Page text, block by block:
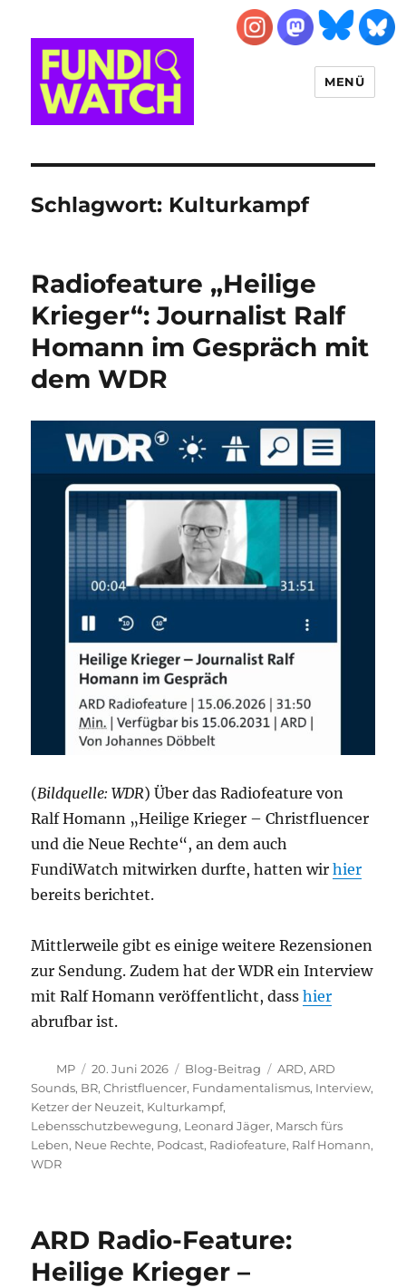
MENÜ
Schlagwort: Kulturkampf
Radiofeature „Heilige
Krieger“: Journalist Ralf
Homann im Gespräch mit
dem WDR
(Bildquelle: WDR) Über das Radiofeature von
Ralf Homann „Heilige Krieger – Christfluencer
und die Neue Rechte“, an dem auch
FundiWatch mitwirken durfte, hatten wirhier
bereits berichtet.
Mittlerweile gibt es einige weitere Rezensionen
zur Sendung. Zudem hat der WDR ein Interview
mit Ralf Homann veröffentlicht, dasshier
abrufbar ist.
Autor
MP
Veröffentlicht
am
20. Juni 2026 Kategorien
Blog-Beitrag Schlagwörter
ARD,ARD
Sounds, BR,Christfluencer, Fundamentalismus, Interview,
Ketzer der Neuzeit, Kulturkampf,
Lebensschutzbewegung, Leonard Jäger, Marsch fürs
Leben, Neue Rechte, Podcast, Radiofeature, Ralf Homann,
WDR
ARD Radio-Feature:
Heilige Krieger –